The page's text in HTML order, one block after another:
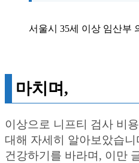
서울시 35세 이상 임산부
마치며,
이상으로 니프티 검사 비
대해 자세히 알아보았습
건강하기를 바라며, 이만